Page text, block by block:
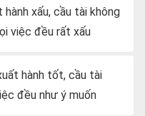
hành xấu, cầu tài không
việc đều rất xấu
hành tốt, cầu tài
đều như ý muốn